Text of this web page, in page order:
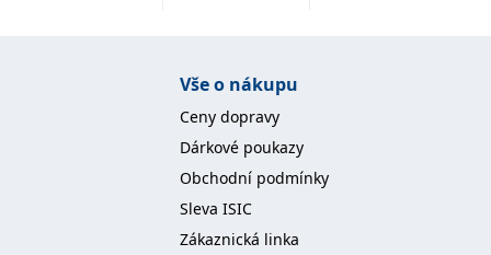
Vše o nákupu
Ceny dopravy
Dárkové poukazy
Obchodní podmínky
Sleva ISIC
Zákaznická linka